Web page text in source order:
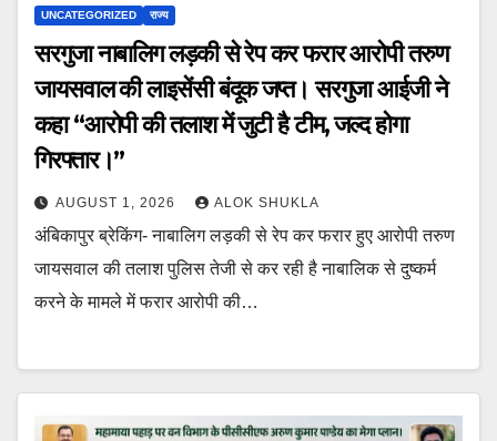
UNCATEGORIZED राज्य
सरगुजा नाबालिग लड़की से रेप कर फरार आरोपी तरुण
जायसवाल की लाइसेंसी बंदूक जप्त। सरगुजा आईजी ने
कहा “आरोपी की तलाश में जुटी है टीम, जल्द होगा
गिरफ्तार।”
AUGUST 1, 2026 ALOK SHUKLA
अंबिकापुर ब्रेकिंग- नाबालिग लड़की से रेप कर फरार हुए आरोपी तरुण
जायसवाल की तलाश पुलिस तेजी से कर रही है नाबालिक से दुष्कर्म
करने के मामले में फरार आरोपी की…